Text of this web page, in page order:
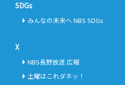
SDGs
みんなの未来へ NBS SDGs
X
NBS長野放送 広報
土曜はこれダネッ！